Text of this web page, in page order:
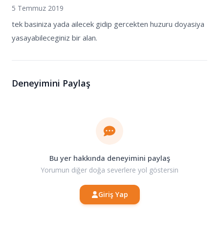
5 Temmuz 2019
tek basiniza yada ailecek gidip gercekten huzuru doyasiya
yasayabileceginiz bir alan.
Deneyimini Paylaş
Bu yer hakkında deneyimini paylaş
Yorumun diğer doğa severlere yol göstersin
Giriş Yap